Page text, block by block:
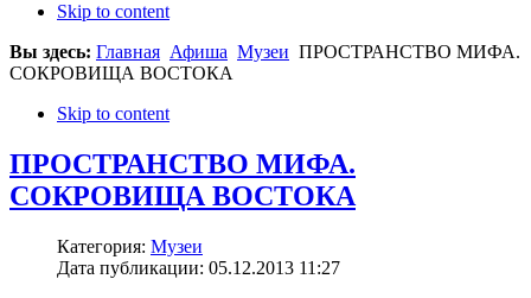
Skip to content
Вы здесь: Главная Афиша Музеи ПРОСТРАНСТВО МИФА.
СОКРОВИЩА ВОСТОКА
Skip to content
ПРОСТРАНСТВО МИФА.
СОКРОВИЩА ВОСТОКА
Категория: Музеи
Дата публикации: 05.12.2013 11:27